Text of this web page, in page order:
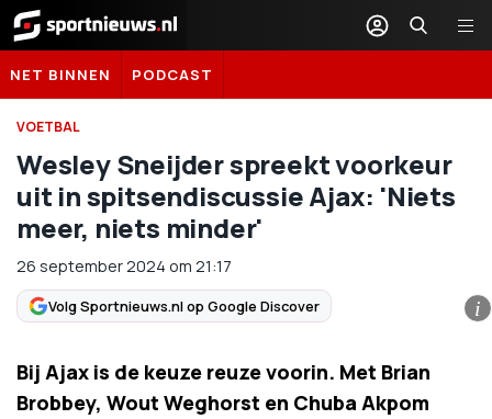
Sportnieuws.nl
NET BINNEN PODCAST
VOETBAL
Wesley Sneijder spreekt voorkeur
uit in spitsendiscussie Ajax: 'Niets
meer, niets minder'
26 september 2024 om 21:17
Volg Sportnieuws.nl op Google Discover i
Bij Ajax is de keuze reuze voorin. Met Brian
Brobbey, Wout Weghorst en Chuba Akpom